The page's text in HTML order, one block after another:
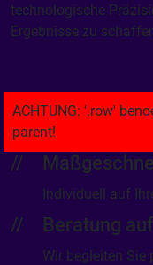
technologische
Ergebnisse zu
Individuell auf
Beratung
Wir begleiten